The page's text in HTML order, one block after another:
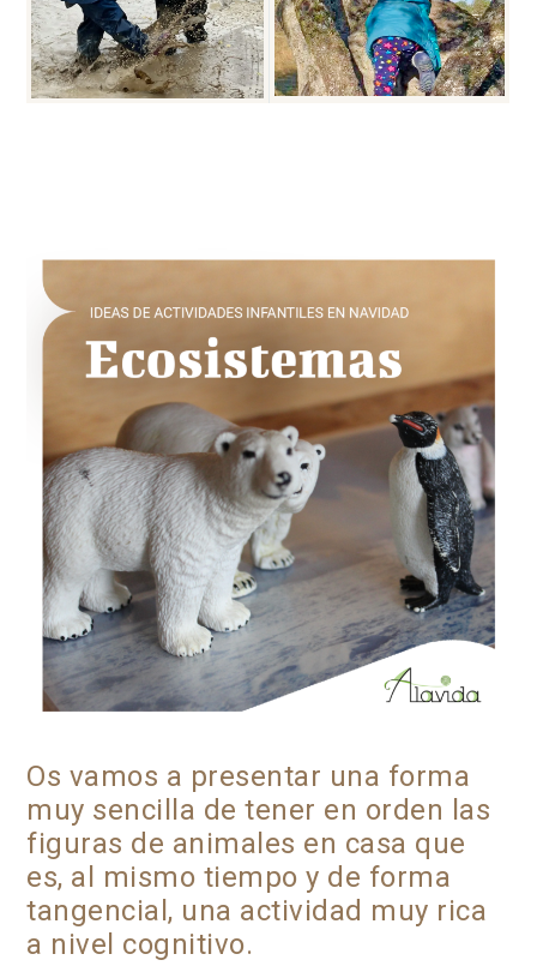
Os vamos a presentar una forma
muy sencilla de tener en orden las
figuras de animales en casa que
es, al mismo tiempo y de forma
tangencial, una actividad muy rica
a nivel cognitivo.